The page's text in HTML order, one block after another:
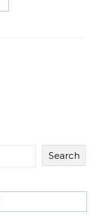
Search